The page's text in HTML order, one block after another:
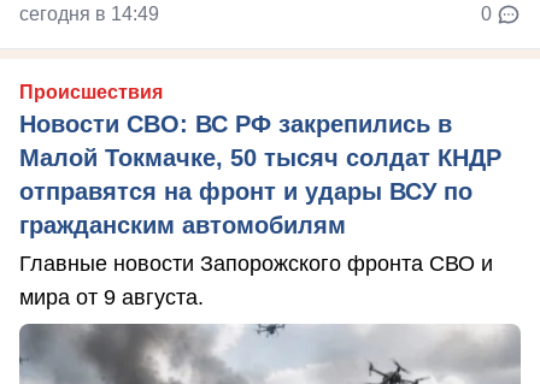
сегодня в 14:49 0
Происшествия
Новости СВО: ВС РФ закрепились в
Малой Токмачке, 50 тысяч солдат КНДР
отправятся на фронт и удары ВСУ по
гражданским автомобилям
Главные новости Запорожского фронта СВО и
мира от 9 августа.